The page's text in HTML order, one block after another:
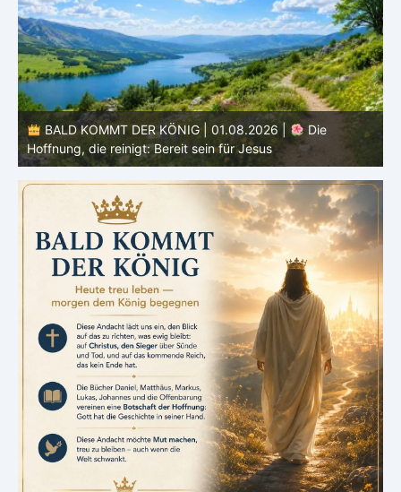
BALD KOMMT DER KÖNIG | 01.08.2026 | Einführung in
den Monat |
August – Heiligung und Charakterbildung